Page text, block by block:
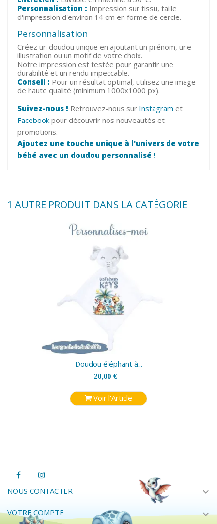
Personnalisation : Impression sur tissu, taille
d'impression d'environ 14 cm en forme de cercle.
Personnalisation
Créez un doudou unique en ajoutant un prénom, une
illustration ou un motif de votre choix.
Notre impression est testée pour garantir une
durabilité et un rendu impeccable.
Conseil : Pour un résultat optimal, utilisez une image
de haute qualité (minimum 1000x1000 px).
Suivez-nous ! Retrouvez-nous sur Instagram et
Facebook pour découvrir nos nouveautés et
promotions.
Ajoutez une touche unique à l'univers de votre
bébé avec un doudou personnalisé !
1 AUTRE PRODUIT DANS LA CATÉGORIE
Doudou éléphant à...
20,00 €
Voir l'Article
NOUS CONTACTER expand_more
VOTRE COMPTE expand_more